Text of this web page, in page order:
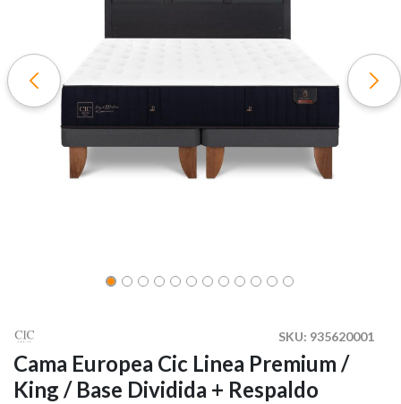
SKU: 935620001
Cama Europea Cic Linea Premium /
King / Base Dividida + Respaldo